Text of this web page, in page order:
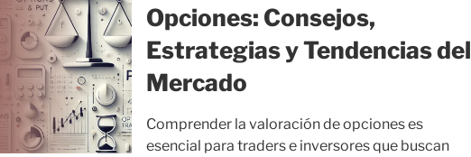
Opciones: Consejos,
Estrategias y Tendencias del
Mercado
Comprender la valoración de opciones es
esencial para traders e inversores que buscan